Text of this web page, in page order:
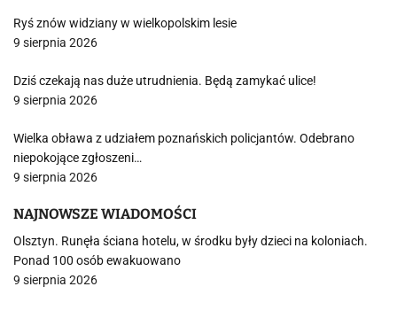
Ryś znów widziany w wielkopolskim lesie
9 sierpnia 2026
Dziś czekają nas duże utrudnienia. Będą zamykać ulice!
9 sierpnia 2026
Wielka obława z udziałem poznańskich policjantów. Odebrano
niepokojące zgłoszeni…
9 sierpnia 2026
NAJNOWSZE WIADOMOŚCI
Olsztyn. Runęła ściana hotelu, w środku były dzieci na koloniach.
Ponad 100 osób ewakuowano
9 sierpnia 2026